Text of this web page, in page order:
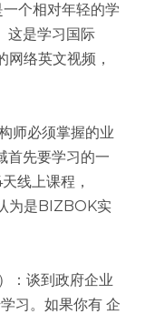
一个相对年轻的学
这是学习国际
络英文视频，
师必须掌握的业
首先要学习的一
线上课程，
为是BIZBOK实
：谈到政府企业
习。如果你有 企